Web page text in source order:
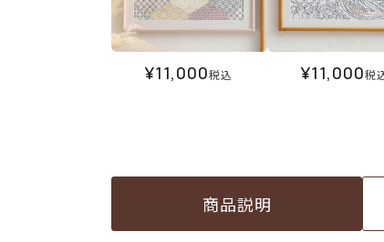
¥11,000税込 ¥11,000税
商品説明